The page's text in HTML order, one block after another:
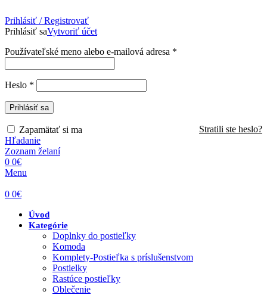
Prihlásiť / Registrovať
Prihlásiť saVytvoriť účet
Používateľské meno alebo e-mailová adresa *
Heslo *
Prihlásiť sa
Stratili ste heslo?
Zapamätať si ma
Hľadanie
Zoznam želaní
0 0€
Menu
0 0€
Úvod
Kategórie
Doplnky do postieľky
Komoda
Komplety-Postieľka s príslušenstvom
Postielky
Rastúce postieľky
Oblečenie